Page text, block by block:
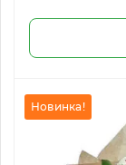
Новинка!